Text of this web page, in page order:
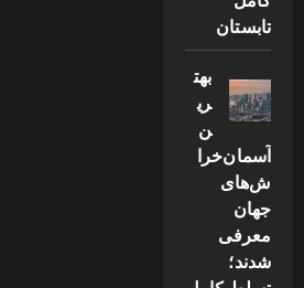
تابستان
بهت
ری
ن
آسمان‌خرا
ش‌های
جهان
معرفی
شدند؛